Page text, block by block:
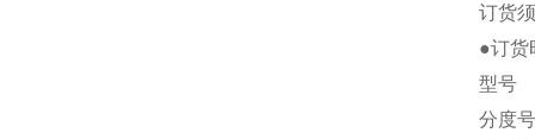
订货
●订货
型号
分度号